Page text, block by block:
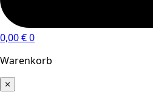
0,00€0
Warenkorb
×